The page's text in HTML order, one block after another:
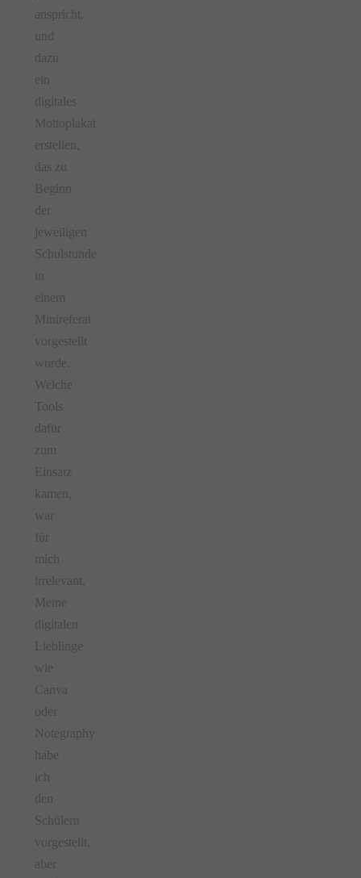
anspricht,
und
dazu
ein
digitales
Mottoplakat
erstellen,
das zu
Beginn
der
jeweiligen
Schulstunde
einem
Minireferat
vorgestellt
wurde.
Welche
Tools
dafür
zum
Einsatz
kamen,
war
für
mich
irrelevant.
Meine
digitalen
Lieblinge
wie
Canva
oder
Notegraphy
habe
ich
den
Schülern
vorgestellt,
aber